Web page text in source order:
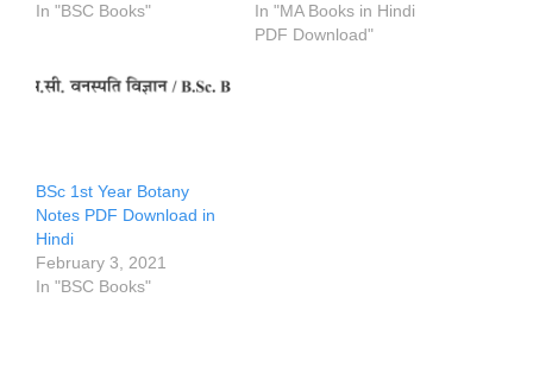
In "BSC Books"
In "MA Books in Hindi
PDF Download"
BSc 1st Year Botany
Notes PDF Download in
Hindi
February 3, 2021
In "BSC Books"